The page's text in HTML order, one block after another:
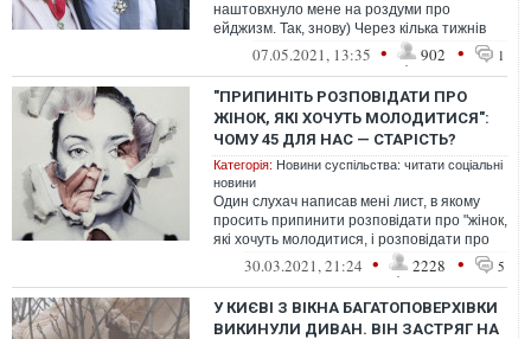
наштовхнуло мене на роздуми про
ейджизм. Так, знову) Через кілька тижнів
мені виповниться 40 років, тому це над...
07.05.2021, 13:35 • 902 • 1
"ПРИПИНІТЬ РОЗПОВІДАТИ ПРО
ЖІНОК, ЯКІ ХОЧУТЬ МОЛОДИТИСЯ":
ЧОМУ 45 ДЛЯ НАС — СТАРІСТЬ?
Категорія: Новини суспільства: читати соціальні
новини
Один слухач написав мені лист, в якому
просить припинити розповідати про "жінок,
які хочуть молодитися, і розповідати про
реальні проблеми, про те, що...
30.03.2021, 21:24 • 2228 • 5
У КИЄВІ З ВІКНА БАГАТОПОВЕРХІВКИ
ВИКИНУЛИ ДИВАН. ВІН ЗАСТРЯГ НА